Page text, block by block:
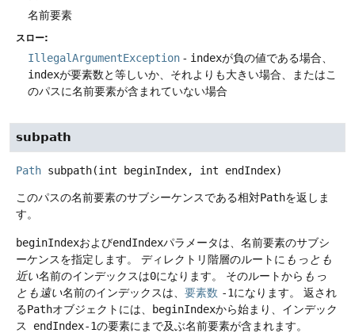
名前要素
スロー:
IllegalArgumentException - indexが負の値である場合、
indexが要素数と等しいか、それよりも大きい場合、またはこ
のパスに名前要素が含まれていない場合
subpath
Path subpath(int beginIndex, int endIndex)
このパスの名前要素のサブシーケンスである相対Pathを返しま
す。
beginIndexおよびendIndexパラメータは、名前要素のサブシ
ーケンスを指定します。
ディレクトリ階層のルートに もっとも
近い名前のインデックスは0になります。 そのルートから もっ
とも遠い名前のインデックスは、 要素数 -1になります。
返され
るPathオブジェクトには、 beginIndexから始まり、インデック
ス
endIndex-1の要素にまで及ぶ名前要素が含まれます。